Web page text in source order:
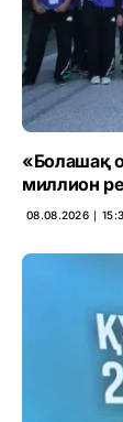
«Болашақ
миллион
08.08.2026 ∣